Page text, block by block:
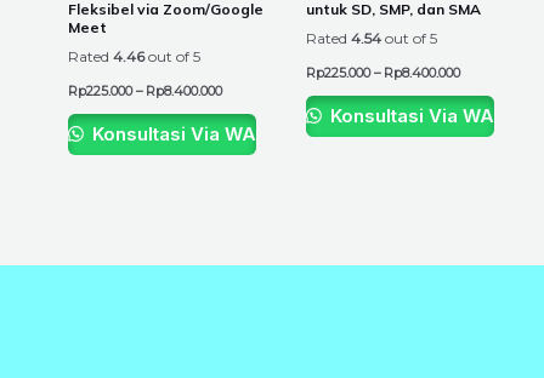
Fleksibel via Zoom/Google
Meet
Rated 4.46out of 5
Rp225.000 – Rp8.400.000
Konsultasi Via WA
untuk SD, SMP, dan SMA
Rated 4.54 out of 5
Rp225.000 – Rp8.400.000
Konsultasi Via WA